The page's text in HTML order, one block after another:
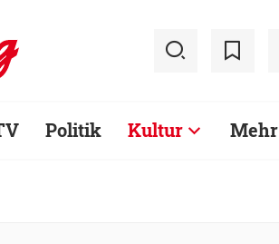
Politik Kultur Mehr